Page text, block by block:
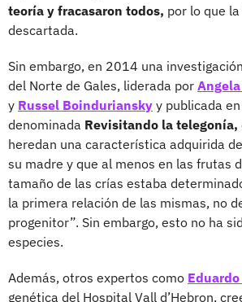
teoría y fracasaron todos, por lo que
descartada.
Sin embargo, en 2014 una
del Norte de Gales, liderada por
y Russel Boinduriansky y publicada
denominada Revisitando la telegonía,
heredan una característica adquirida
su madre y que al menos en las frutas
tamaño de las crías estaba
la primera relación de las mismas, no
progenitor”. Sin embargo, esto no ha
especies.
Además, otros expertos como
genética del Hospital Vall d’Hebron,